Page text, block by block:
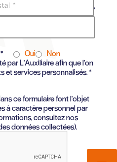
,
Oui
Non
par L'Auxiliaire afin que l'on
et services personnalisés. *
ce formulaire font l'objet
à caractère personnel par
consultez nos
données collectées).